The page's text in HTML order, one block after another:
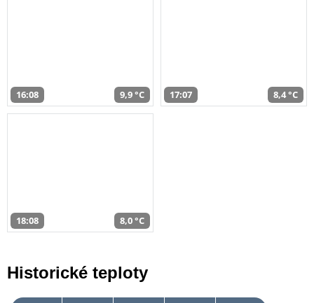
16:08 9,9 °C 17:07 8,4 °C
18:08 8,0 °C
Historické teploty